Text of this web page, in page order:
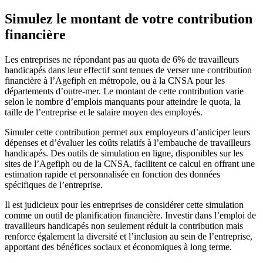
Simulez le montant de votre contribution
financière
Les entreprises ne répondant pas au quota de 6% de travailleurs
handicapés dans leur effectif sont tenues de verser une contribution
financière à l’Agefiph en métropole, ou à la CNSA pour les
départements d’outre-mer. Le montant de cette contribution varie
selon le nombre d’emplois manquants pour atteindre le quota, la
taille de l’entreprise et le salaire moyen des employés.
Simuler cette contribution permet aux employeurs d’anticiper leurs
dépenses et d’évaluer les coûts relatifs à l’embauche de travailleurs
handicapés. Des outils de simulation en ligne, disponibles sur les
sites de l’Agefiph ou de la CNSA, facilitent ce calcul en offrant une
estimation rapide et personnalisée en fonction des données
spécifiques de l’entreprise.
Il est judicieux pour les entreprises de considérer cette simulation
comme un outil de planification financière. Investir dans l’emploi de
travailleurs handicapés non seulement réduit la contribution mais
renforce également la diversité et l’inclusion au sein de l’entreprise,
apportant des bénéfices sociaux et économiques à long terme.